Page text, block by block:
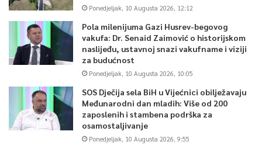
Ponedjeljak, 10 Augusta 2026, 12:12
Pola milenijuma Gazi Husrev-begovog
vakufa: Dr. Senaid Zaimović o historijskom
naslijeđu, ustavnoj snazi vakufname i viziji
za budućnost
Ponedjeljak, 10 Augusta 2026, 10:05
SOS Dječija sela BiH u Vijećnici obilježavaju
Međunarodni dan mladih: Više od 200
zaposlenih i stambena podrška za
osamostaljivanje
Ponedjeljak, 10 Augusta 2026, 9:55